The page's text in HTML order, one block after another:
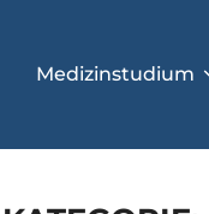
Medizinstudium